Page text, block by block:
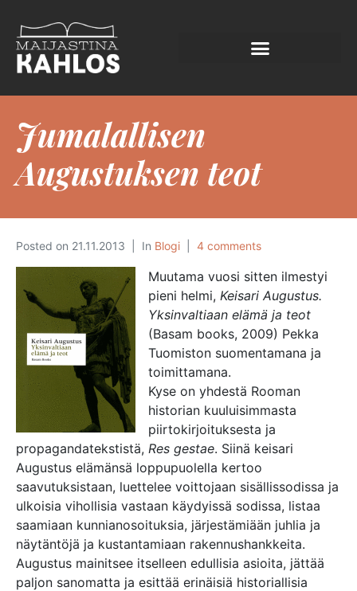
Jumalallisen
Augustuksen teot
Posted on 21.11.2013 In Blogi 4 comments
Muutama vuosi sitten ilmestyi
pieni helmi, Keisari Augustus.
Yksinvaltiaan elämä ja teot
(Basam books, 2009) Pekka
Tuomiston suomentamana ja
toimittamana.
Kyse on yhdestä Rooman
historian kuuluisimmasta
piirtokirjoituksesta ja
propagandatekstistä, Res gestae. Siinä keisari
Augustus elämänsä loppupuolella kertoo
saavutuksistaan, luettelee voittojaan sisällissodissa ja
ulkoisia vihollisia vastaan käydyissä sodissa, listaa
saamiaan kunnianosoituksia, järjestämiään juhlia ja
näytäntöjä ja kustantamiaan rakennushankkeita.
Augustus mainitsee itselleen edullisia asioita, jättää
paljon sanomatta ja esittää erinäisiä historiallisia